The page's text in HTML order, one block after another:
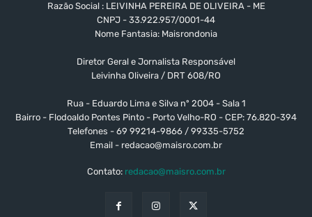
Razão Social : LEIVINHA PEREIRA DE OLIVEIRA - ME
CNPJ - 33.922.957/0001-44
Nome Fantasia: Maisrondonia
Diretor Geral e Jornalista Responsável
Leivinha Oliveira / DRT 608/RO
Rua - Eduardo Lima e Silva nº 2004 - Sala 1
Bairro - Flodoaldo Pontes Pinto - Porto Velho-RO - CEP: 76.820-394
Telefones - 69 99214-9866 / 99335-5752
Email - redacao@maisro.com.br
Contato: redacao@maisro.com.br